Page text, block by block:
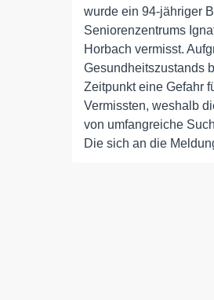
wurde ein 94-jähriger
Seniorenzentrums
Horbach vermisst.
Gesundheitszustands
Zeitpunkt eine Gefahr
Vermissten, weshalb
von umfangreiche
Die sich an die